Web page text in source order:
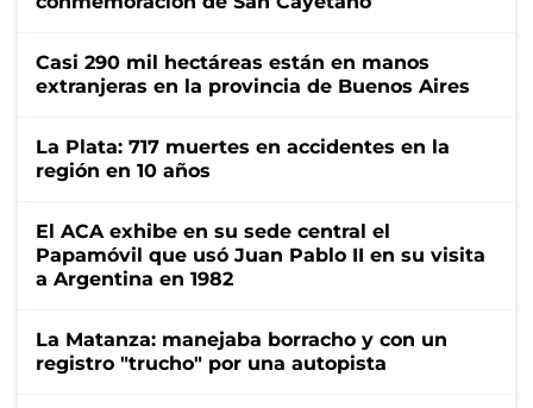
Casi 290 mil hectáreas están en manos
extranjeras en la provincia de Buenos Aires
La Plata: 717 muertes en accidentes en la
región en 10 años
El ACA exhibe en su sede central el
Papamóvil que usó Juan Pablo II en su visita
a Argentina en 1982
La Matanza: manejaba borracho y con un
registro "trucho" por una autopista